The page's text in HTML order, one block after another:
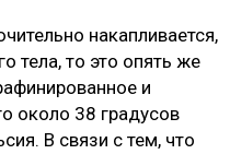
накапливается,
тела, то это опять же
и
около 38 градусов
В связи с тем, что